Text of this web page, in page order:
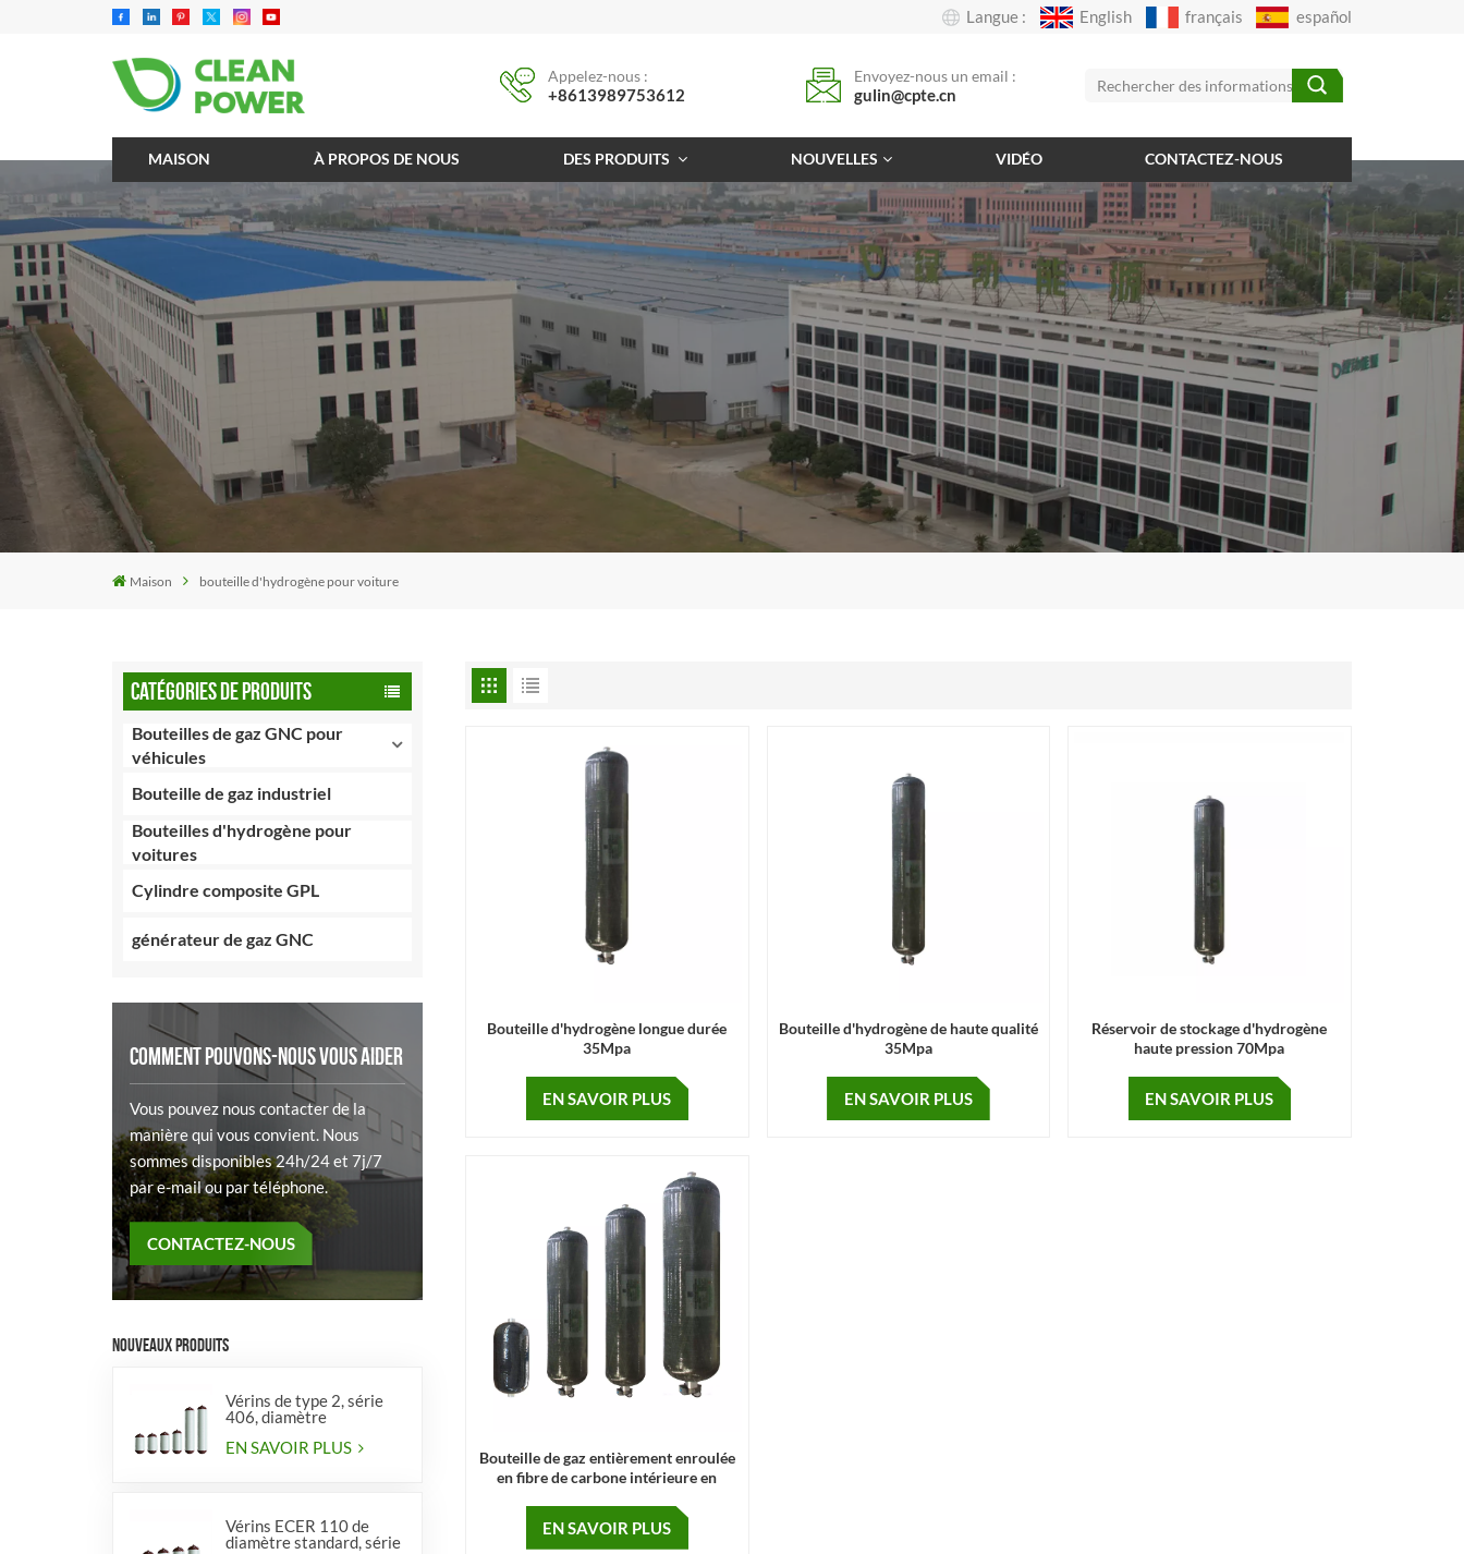
Langue : English français español
Appelez-nous :
+8613989753612
Envoyez-nous un email :
gulin@cpte.cn
MAISON À PROPOS DE NOUS DES PRODUITS NOUVELLES VIDÉO CONTACTEZ-NOUS
Maison bouteille d'hydrogène pour voiture
CATÉGORIES DE PRODUITS
Bouteilles de gaz GNC pour
véhicules
Bouteille de gaz industriel
Bouteilles d'hydrogène pour
voitures
Cylindre composite GPL
générateur de gaz GNC
COMMENT POUVONS-NOUS VOUS AIDER
Vous pouvez nous contacter de la
manière qui vous convient. Nous
sommes disponibles 24h/24 et 7j/7
par e-mail ou par téléphone.
CONTACTEZ-NOUS
NOUVEAUX PRODUITS
Vérins de type 2, série
406, diamètre
EN SAVOIR PLUS
Vérins ECER 110 de
diamètre standard, série
Bouteille d'hydrogène longue durée
35Mpa
EN SAVOIR PLUS
Bouteille d'hydrogène de haute qualité
35Mpa
EN SAVOIR PLUS
Réservoir de stockage d'hydrogène
haute pression 70Mpa
EN SAVOIR PLUS
Bouteille de gaz entièrement enroulée
en fibre de carbone intérieure en
EN SAVOIR PLUS